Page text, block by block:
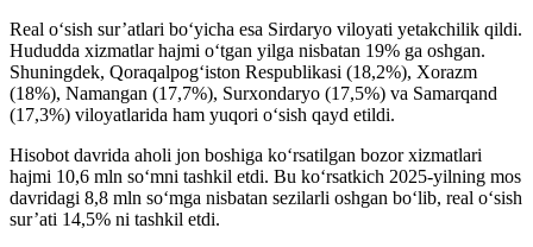
Real o‘sish sur’atlari bo‘yicha esa Sirdaryo viloyati yetakchilik qildi.
Hududda xizmatlar hajmi o‘tgan yilga nisbatan 19% ga oshgan.
Shuningdek, Qoraqalpog‘iston Respublikasi (18,2%), Xorazm
(18%), Namangan (17,7%), Surxondaryo (17,5%) va Samarqand
(17,3%) viloyatlarida ham yuqori o‘sish qayd etildi.
Hisobot davrida aholi jon boshiga ko‘rsatilgan bozor xizmatlari
hajmi 10,6 mln so‘mni tashkil etdi. Bu ko‘rsatkich 2025-yilning mos
davridagi 8,8 mln so‘mga nisbatan sezilarli oshgan bo‘lib, real o‘sish
sur’ati 14,5% ni tashkil etdi.